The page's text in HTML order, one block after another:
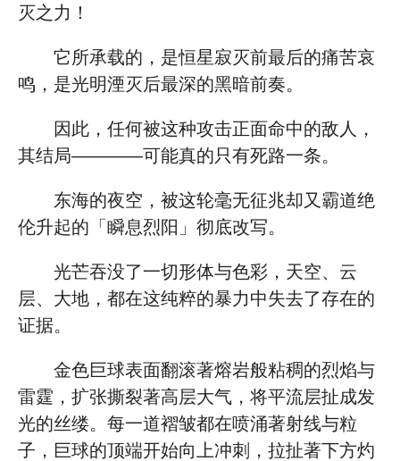
灭之力！
它所承载的，是恒星寂灭前最后的痛苦哀
鸣，是光明湮灭后最深的黑暗前奏。
因此，任何被这种攻击正面命中的敌人，
其结局————可能真的只有死路一条。
东海的夜空，被这轮毫无征兆却又霸道绝
伦升起的「瞬息烈阳」彻底改写。
光芒吞没了一切形体与色彩，天空、云
层、大地，都在这纯粹的暴力中失去了存在的
证据。
金色巨球表面翻滚著熔岩般粘稠的烈焰与
雷霆，扩张撕裂著高层大气，将平流层扯成发
光的丝缕。每一道褶皱都在喷涌著射线与粒
子，巨球的顶端开始向上冲刺，拉扯著下方灼